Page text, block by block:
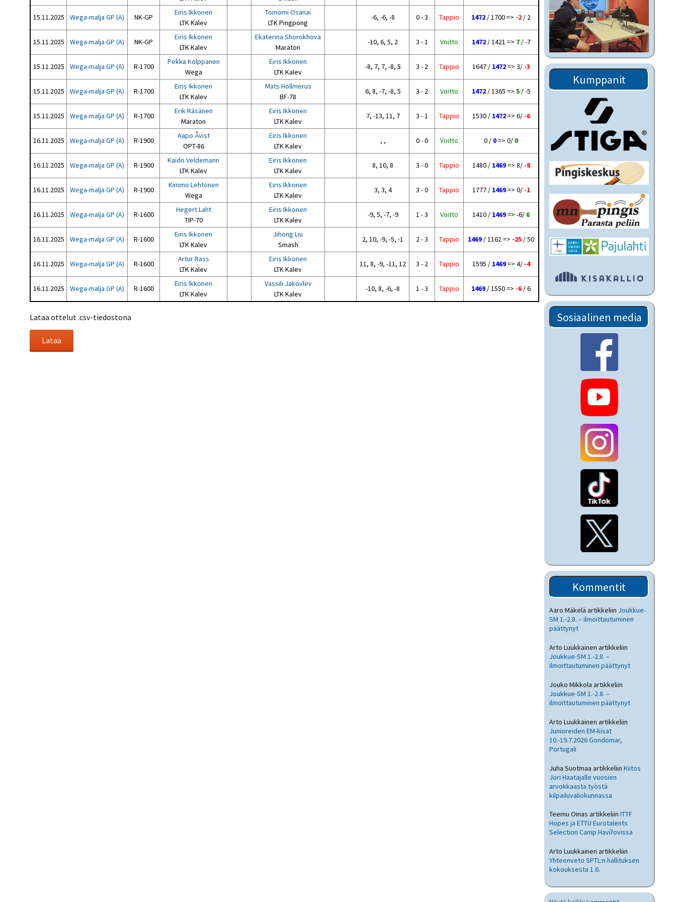
15.11.2025 Wega-malja GP (A) NK-GP
Eiris Ikkonen
LTK Kalev
Tomomi Osanai
LTK Pingpong
-6, -6, -8 0 - 3 Tappio 1472 / 1700 => -2 / 2
15.11.2025 Wega-malja GP (A) NK-GP
Eiris Ikkonen
LTK Kalev
Ekaterina Shorokhova
Maraton
-10, 6, 5, 2 3 - 1 Voitto 1472/ 1421 => 7/ -7
15.11.2025 Wega-malja GP (A) R-1700
Pekka Kolppanen
Wega
Eiris Ikkonen
LTK Kalev
-8, 7, 7, -8, 5 3 - 2 Tappio 1647 / 1472=> 3/ -3
15.11.2025 Wega-malja GP (A) R-1700
Eiris Ikkonen
LTK Kalev
Mats Hollmerus
BF-78
6, 8, -7, -8, 5 3 - 2 Voitto 1472/ 1365 => 5/ -5
15.11.2025 Wega-malja GP (A) R-1700
Erik Räsänen
Maraton
Eiris Ikkonen
LTK Kalev
7, -13, 11, 7 3 - 1 Tappio 1530 / 1472=> 6/ -6
16.11.2025 Wega-malja GP (A) R-1900
Aapo Åvist
OPT-86
Eiris Ikkonen
LTK Kalev
, , 0 - 0 Voitto 0 / 0=> 0/ 0
16.11.2025 Wega-malja GP (A) R-1900
Kaido Veldemann
LTK Kalev
Eiris Ikkonen
LTK Kalev
8, 10, 8 3 - 0 Tappio 1480 / 1469=> 8/ -8
16.11.2025 Wega-malja GP (A) R-1900
Kimmo Lehtonen
Wega
Eiris Ikkonen
LTK Kalev
3, 3, 4 3 - 0 Tappio 1777 / 1469=> 0/ -1
16.11.2025 Wega-malja GP (A) R-1600
Hegert Laht
TIP-70
Eiris Ikkonen
LTK Kalev
-9, 5, -7, -9 1 - 3 Voitto 1410 / 1469=> -6/ 6
16.11.2025 Wega-malja GP (A) R-1600
Eiris Ikkonen
LTK Kalev
Jihong Liu
Smash
2, 10, -9, -5, -1 2 - 3 Tappio 1469 / 1162 => -25 / 50
16.11.2025 Wega-malja GP (A) R-1600
Artur Rass
LTK Kalev
Eiris Ikkonen
LTK Kalev
11, 8, -9, -11, 12 3 - 2 Tappio 1595 / 1469=> 4/ -4
16.11.2025 Wega-malja GP (A) R-1600
Eiris Ikkonen
LTK Kalev
Vassili Jakovlev
LTK Kalev
-10, 8, -6, -8 1 - 3 Tappio 1469 / 1550 => -6 / 6
Lataa ottelut .csv-tiedostona
Kumppanit
Sosiaalinen media
Kommentit
Aaro Mäkelä artikkeliin Joukkue-
SM 1.-2.8. – ilmoittautuminen
päättynyt
Arto Luukkainen artikkeliin
Joukkue-SM 1.-2.8. –
ilmoittautuminen päättynyt
Jouko Mikkola artikkeliin
Joukkue-SM 1.-2.8. –
ilmoittautuminen päättynyt
Arto Luukkainen artikkeliin
Junioreiden EM-kisat
10.-19.7.2026 Gondomar,
Portugali
Juha Suotmaa artikkeliin Kiitos
Jori Haatajalle vuosien
arvokkaasta työstä
kilpailuvaliokunnassa
Teemu Oinas artikkeliin ITTF
Hopes ja ETTU Eurotalents
Selection Camp Havířovissa
Arto Luukkainen artikkeliin
Yhteenveto SPTL:n hallituksen
kokouksesta 1.6.